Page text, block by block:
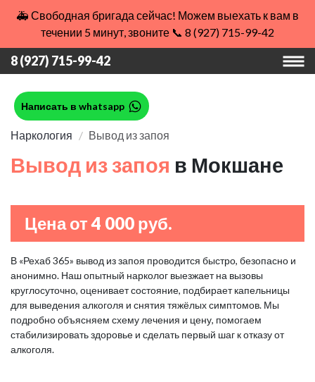
🚑 Свободная бригада сейчас! Можем выехать к вам в
течении 5 минут, звоните 📞 8 (927) 715-99-42
8 (927) 715-99-42
Написать в whatsapp
Наркология Вывод из запоя
Вывод из запоя в Мокшане
Цена от 4 000 руб.
В «Рехаб 365» вывод из запоя проводится быстро, безопасно и
анонимно. Наш опытный нарколог выезжает на вызовы
круглосуточно, оценивает состояние, подбирает капельницы
для выведения алкоголя и снятия тяжёлых симптомов. Мы
подробно объясняем схему лечения и цену, помогаем
стабилизировать здоровье и сделать первый шаг к отказу от
алкоголя.